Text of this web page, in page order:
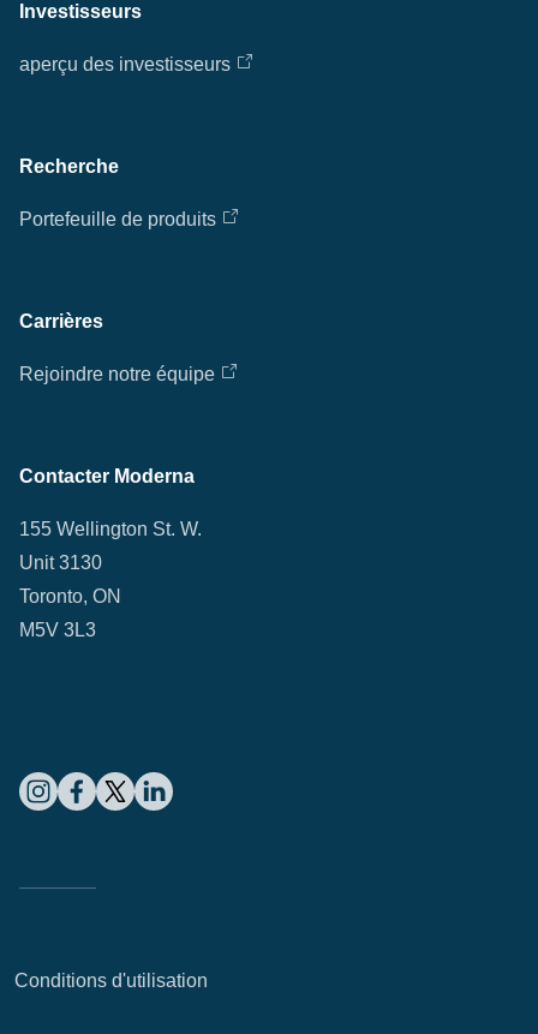
Investisseurs
aperçu des investisseurs
Recherche
Portefeuille de produits
Carrières
Rejoindre notre équipe
Contacter Moderna
155 Wellington St. W.
Unit 3130
Toronto, ON
M5V 3L3
Conditions d'utilisation